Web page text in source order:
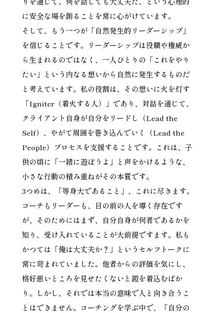
に安全な場を創ることを常に心がけています。
そして、もう一つが「自然発生的リーダーシップ」
を信じることです。リーダーシップは役職や権威か
ら生まれるのではなく、一人ひとりの「これをやり
たい」という内なる想いから自然に発生するものだ
と考えています。私の役割は、その想いに火を灯す
「Igniter（着火する人）」であり、対話を通じて、
クライアント自身が自分をリードし（Lead the
Self）、やがて周囲を巻き込んでいく（Lead the
People）プロセスを支援することです。これは、子
供の頃に「一緒に遊ぼうよ」と声をかけるような、
小さな行動の積み重ねがその本質です。
3つめは、「等身大であること」、これに尽きます。
コーチもリーダーも、目の前の人を導く存在です
が、そのためにはまず、自分自身が何者であるかを
知り、受け入れていることが大前提ですます。私も
かつては「俺は大丈夫か？」というセルフトークに
常に苛まれていました。他者からの評価を気にし、
格好悪いところを見せたくないと鎧を着込むばか
り。しかし、それでは本当の意味で人と向き合うこ
とはできません。コーチングを学ぶ中で、「自分の